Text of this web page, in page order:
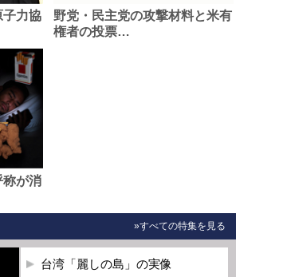
子力協
野党・民主党の攻撃材料と米有
権者の投票…
称が消
»すべての特集を見る
台湾「麗しの島」の実像